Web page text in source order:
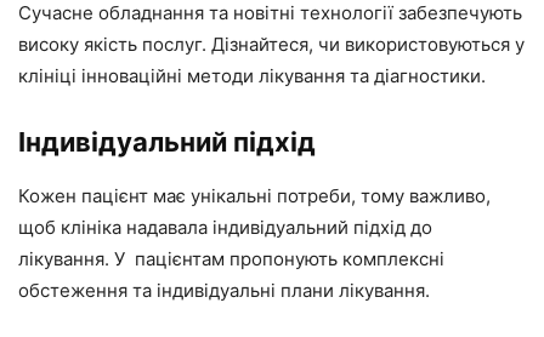
Сучасне обладнання та новітні технології забезпечують
високу якість послуг. Дізнайтеся, чи використовуються у
клініці інноваційні методи лікування та діагностики.
Індивідуальний підхід
Кожен пацієнт має унікальні потреби, тому важливо,
щоб клініка надавала індивідуальний підхід до
лікування. У пацієнтам пропонують комплексні
обстеження та індивідуальні плани лікування.